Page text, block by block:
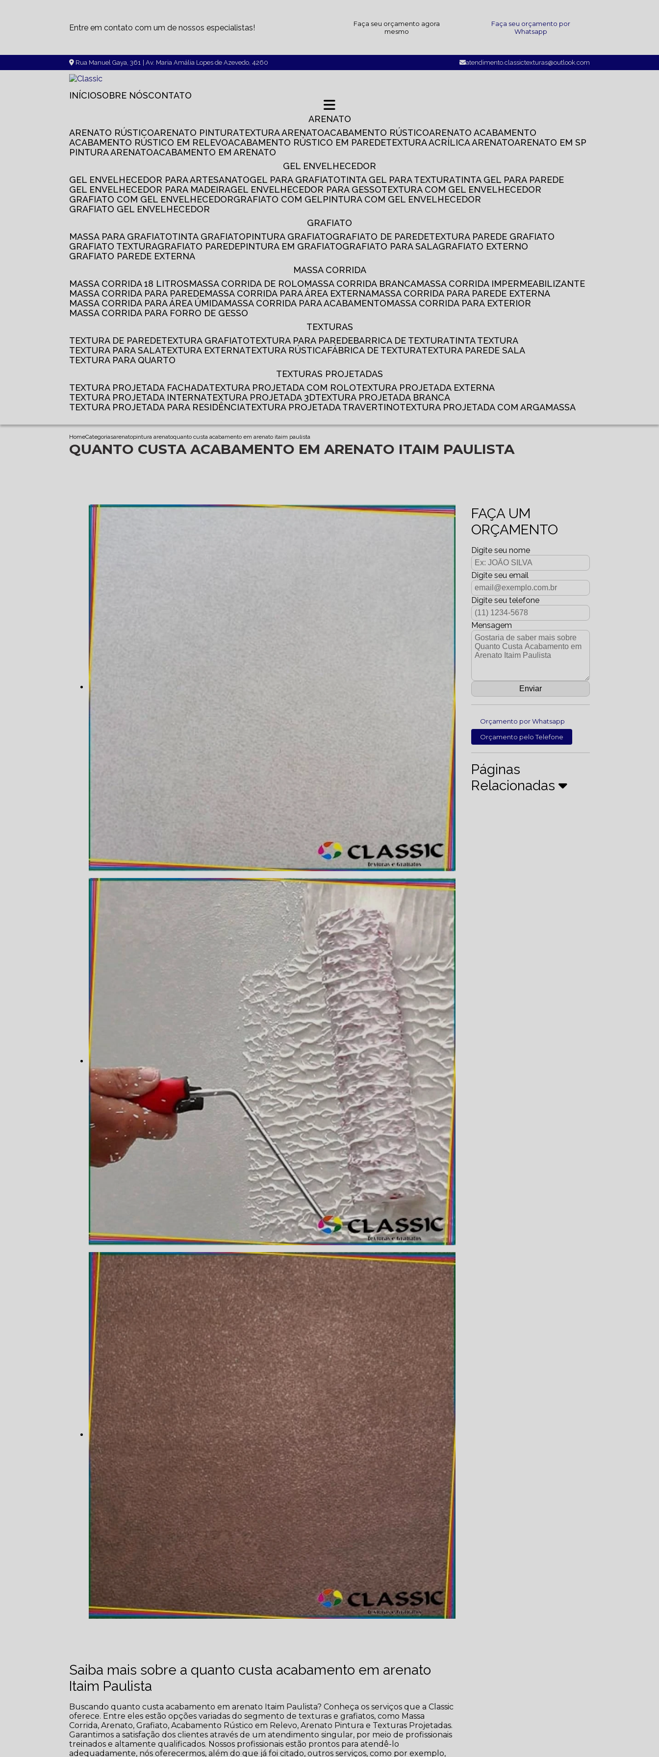
Entre em contato com um de nossos especialistas!
Faça seu orçamento agora
mesmo
Faça seu orçamento por
Whatsapp
Rua Manuel Gaya, 361 | Av. Maria Amália Lopes de Azevedo, 4260 atendimento.classictexturas@outlook.com
INÍCIO SOBRE NÓS CONTATO
ARENATO
ARENATO RÚSTICO
ARENATO PINTURA TEXTURA ARENATO ACABAMENTO RÚSTICO
ARENATO ACABAMENTO
ACABAMENTO RÚSTICO EM RELEVO
ACABAMENTO RÚSTICO EM PAREDE TEXTURA ACRÍLICA ARENATO
ARENATO EM SP
PINTURA ARENATO
ACABAMENTO EM ARENATO
GEL ENVELHECEDOR
GEL ENVELHECEDOR PARA ARTESANATO
GEL PARA GRAFIATO TINTA GEL PARA TEXTURA
TINTA GEL PARA PAREDE
GEL ENVELHECEDOR PARA MADEIRA
GEL ENVELHECEDOR PARA GESSO
TEXTURA COM GEL ENVELHECEDOR
GRAFIATO COM GEL ENVELHECEDOR
GRAFIATO COM GEL
PINTURA COM GEL ENVELHECEDOR
GRAFIATO GEL ENVELHECEDOR
GRAFIATO
MASSA PARA GRAFIATO
TINTA GRAFIATO PINTURA GRAFIATO GRAFIATO DE PAREDE
TEXTURA PAREDE GRAFIATO
GRAFIATO TEXTURA
GRAFIATO PAREDE PINTURA EM GRAFIATO GRAFIATO PARA SALA
GRAFIATO EXTERNO
GRAFIATO PAREDE EXTERNA
MASSA CORRIDA
MASSA CORRIDA 18 LITROS
MASSA CORRIDA DE ROLO MASSA CORRIDA BRANCA
MASSA CORRIDA IMPERMEABILIZANTE
MASSA CORRIDA PARA PAREDE
MASSA CORRIDA PARA ÁREA EXTERNA
MASSA CORRIDA PARA PAREDE EXTERNA
MASSA CORRIDA PARA ÁREA ÚMIDA
MASSA CORRIDA PARA ACABAMENTO
MASSA CORRIDA PARA EXTERIOR
MASSA CORRIDA PARA FORRO DE GESSO
TEXTURAS
TEXTURA DE PAREDE
TEXTURA GRAFIATO TEXTURA PARA PAREDE BARRICA DE TEXTURA
TINTA TEXTURA
TEXTURA PARA SALA
TEXTURA EXTERNA TEXTURA RÚSTICA FÁBRICA DE TEXTURA
TEXTURA PAREDE SALA
TEXTURA PARA QUARTO
TEXTURAS PROJETADAS
TEXTURA PROJETADA FACHADA
TEXTURA PROJETADA COM ROLO
TEXTURA PROJETADA EXTERNA
TEXTURA PROJETADA INTERNA
TEXTURA PROJETADA 3D
TEXTURA PROJETADA BRANCA
TEXTURA PROJETADA PARA RESIDÊNCIA
TEXTURA PROJETADA TRAVERTINO TEXTURA PROJETADA COM ARGAMASSA
HomeCategoriasarenatopintura arenatoquanto custa acabamento em arenato itaim paulista
QUANTO CUSTA ACABAMENTO EM ARENATO ITAIM PAULISTA
Saiba mais sobre a quanto custa acabamento em arenato
Itaim Paulista
Buscando quanto custa acabamento em arenato Itaim Paulista? Conheça os serviços que a Classic
oferece. Entre eles estão opções variadas do segmento de texturas e grafiatos, como Massa
Corrida, Arenato, Grafiato, Acabamento Rústico em Relevo, Arenato Pintura e Texturas Projetadas.
Garantimos a satisfação dos clientes através de um atendimento singular, por meio de profissionais
treinados e altamente qualificados. Nossos profissionais estão prontos para atendê-lo
adequadamente, nós oferecermos, além do que já foi citado, outros serviços, como por exemplo,
FAÇA UM
ORÇAMENTO
Digite seu nome
Digite seu email
Digite seu telefone
Mensagem
Orçamento por Whatsapp
Orçamento pelo Telefone
Páginas
Relacionadas